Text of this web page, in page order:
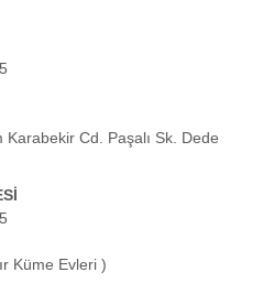
Karabekir Cd. Paşalı Sk. Dede
Küme Evleri )